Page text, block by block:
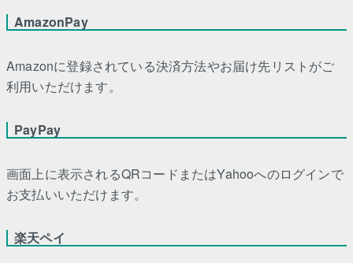
AmazonPay
Amazonに登録されている決済方法やお届け先リストがご
利用いただけます。
PayPay
画面上に表示されるQRコードまたはYahooへのログインで
お支払いいただけます。
楽天ペイ